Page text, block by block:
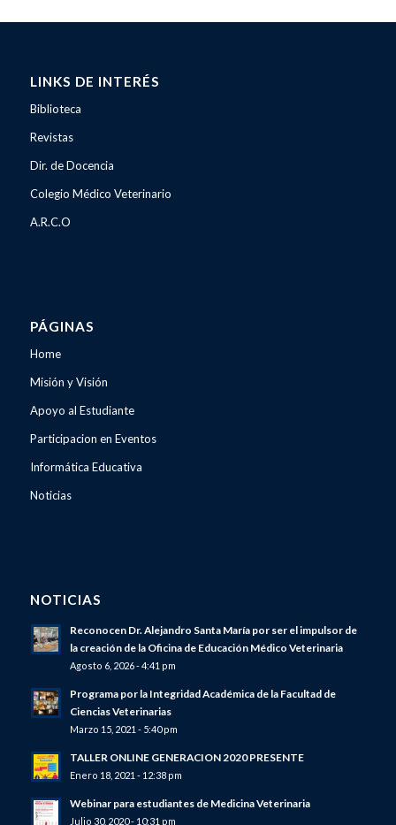
LINKS DE INTERÉS
Biblioteca
Revistas
Dir. de Docencia
Colegio Médico Veterinario
A.R.C.O
PÁGINAS
Home
Misión y Visión
Apoyo al Estudiante
Participacion en Eventos
Informática Educativa
Noticias
NOTICIAS
Reconocen Dr. Alejandro Santa María por ser el impulsor de
la creación de la Oficina de Educación Médico Veterinaria
Agosto 6, 2026 - 4:41 pm
Programa por la Integridad Académica de la Facultad de
Ciencias Veterinarias
Marzo 15, 2021 - 5:40 pm
TALLER ONLINE GENERACION 2020 PRESENTE
Enero 18, 2021 - 12:38 pm
Webinar para estudiantes de Medicina Veterinaria
Julio 30, 2020 - 10:31 pm